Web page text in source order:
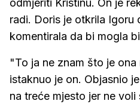
odmjeriti Kristinu. On je
radi. Doris je otkrila Igoru
komentirala da bi mogla
"To ja ne znam što je
istaknuo je on. Objasnio
na treće mjesto jer ne